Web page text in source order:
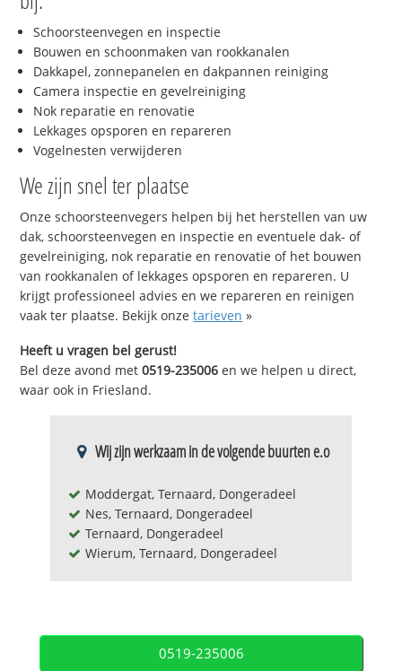
Schoorsteenvegen en inspectie
Bouwen en schoonmaken van rookkanalen
Dakkapel, zonnepanelen en dakpannen reiniging
Camera inspectie en gevelreiniging
Nok reparatie en renovatie
Lekkages opsporen en repareren
Vogelnesten verwijderen
We zijn snel ter plaatse
Onze schoorsteenvegers helpen bij het herstellen van uw
dak, schoorsteenvegen en inspectie en eventuele dak- of
gevelreiniging, nok reparatie en renovatie of het bouwen
van rookkanalen of lekkages opsporen en repareren. U
krijgt professioneel advies en we repareren en reinigen
vaak ter plaatse. Bekijk onzetarieven »
Heeft u vragen bel gerust!
Bel deze avond met0519-235006 en we helpen u direct,
waar ook in Friesland.
Wij zijn werkzaam in de volgende buurten e.o
Moddergat, Ternaard, Dongeradeel
Nes, Ternaard, Dongeradeel
Ternaard, Dongeradeel
Wierum, Ternaard, Dongeradeel
0519-235006